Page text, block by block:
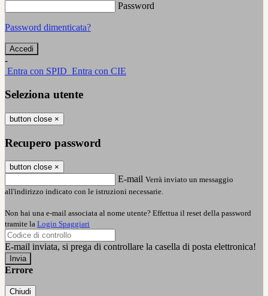
Password
Password dimenticata?
-
Entra con SPID Entra con CIE
Seleziona utente
button close ×
Recupero password
button close ×
E-mail Verrà inviato un messaggio
all'indirizzo indicato con le istruzioni necessarie.
Non hai una e-mail associata al nome utente? Effettua il reset della password
tramite la Login Spaggiari
E-mail inviata, si prega di controllare la casella di posta elettronica!
Errore
Chiudi